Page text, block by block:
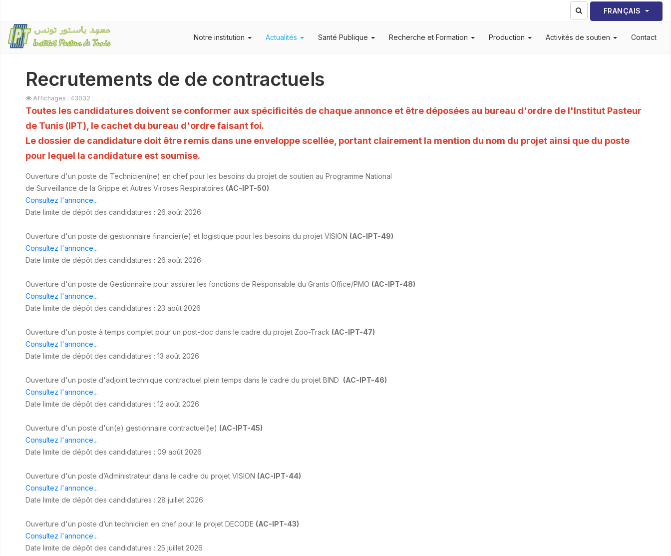
Sélectionnez votre
FRANÇAIS
Notre institution Actualités Santé Publique Recherche et Formation Production Activités de soutien Contact
Recrutements de de contractuels
Affichages : 43032
Toutes les candidatures doivent se conformer aux spécificités de chaque annonce et être déposées au bureau d'ordre de l'Institut Pasteur
de Tunis (IPT), le cachet du bureau d'ordre faisant foi.
Le dossier de candidature doit être remis dans une enveloppe scellée, portant clairement la mention du nom du projet ainsi que du poste
pour lequel la candidature est soumise.
Ouverture d'un poste de Technicien(ne) en chef pour les besoins du projet de soutien au Programme National
de Surveillance de la Grippe et Autres Viroses Respiratoires (AC-IPT-50)
Consultez l'annonce...
Date limite de dépôt des candidatures : 26 août 2026
Ouverture d'un poste de gestionnaire financier(e) et logistique pour les besoins du projet VISION (AC-IPT-49)
Consultez l'annonce...
Date limite de dépôt des candidatures : 26 août 2026
Ouverture d'un poste de Gestionnaire pour assurer les fonctions de Responsable du Grants Office/PMO (AC-IPT-48)
Consultez l'annonce...
Date limite de dépôt des candidatures : 23 août 2026
Ouverture d'un poste à temps complet pour un post-doc dans le cadre du projet Zoo-Track (AC-IPT-47)
Consultez l'annonce...
Date limite de dépôt des candidatures : 13 août 2026
Ouverture d'un poste d'adjoint technique contractuel plein temps dans le cadre du projet BIND (AC-IPT-46)
Consultez l'annonce...
Date limite de dépôt des candidatures : 12 août 2026
Ouverture d'un poste d'un(e) gestionnaire contractuel(le) (AC-IPT-45)
Consultez l'annonce...
Date limite de dépôt des candidatures : 09 août 2026
Ouverture d'un poste d’Administrateur dans le cadre du projet VISION (AC-IPT-44)
Consultez l'annonce...
Date limite de dépôt des candidatures : 28 juillet 2026
Ouverture d'un poste d’un technicien en chef pour le projet DECODE (AC-IPT-43)
Consultez l'annonce...
Date limite de dépôt des candidatures : 25 juillet 2026